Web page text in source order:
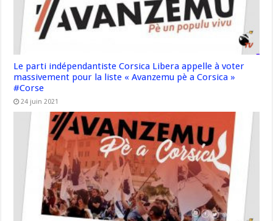
Le parti indépendantiste Corsica Libera appelle à voter
massivement pour la liste « Avanzemu pè a Corsica »
#Corse
24 juin 2021